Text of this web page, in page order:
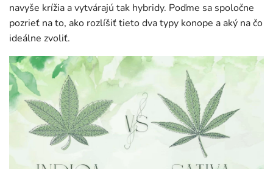
navyše krížia a vytvárajú tak hybridy. Poďme sa spoločne
pozrieť na to, ako rozlíšiť tieto dva typy konope a aký na čo
ideálne zvoliť.